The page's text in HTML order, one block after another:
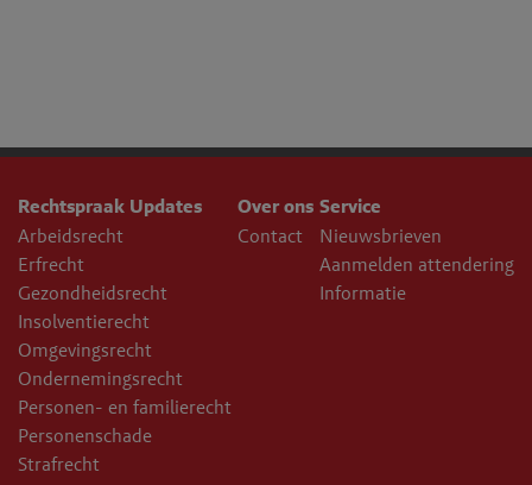
Rechtspraak Updates
Arbeidsrecht
Erfrecht
Gezondheidsrecht
Insolventierecht
Omgevingsrecht
Ondernemingsrecht
Personen- en familierecht
Personenschade
Strafrecht
Over ons
Contact
Service
Nieuwsbrieven
Aanmelden attendering
Informatie